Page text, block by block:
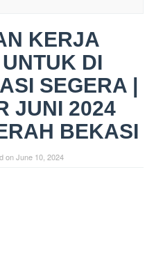
KERJA
DI
SEGERA |
JUNI 2024
BEKASI
onJune 10, 2024